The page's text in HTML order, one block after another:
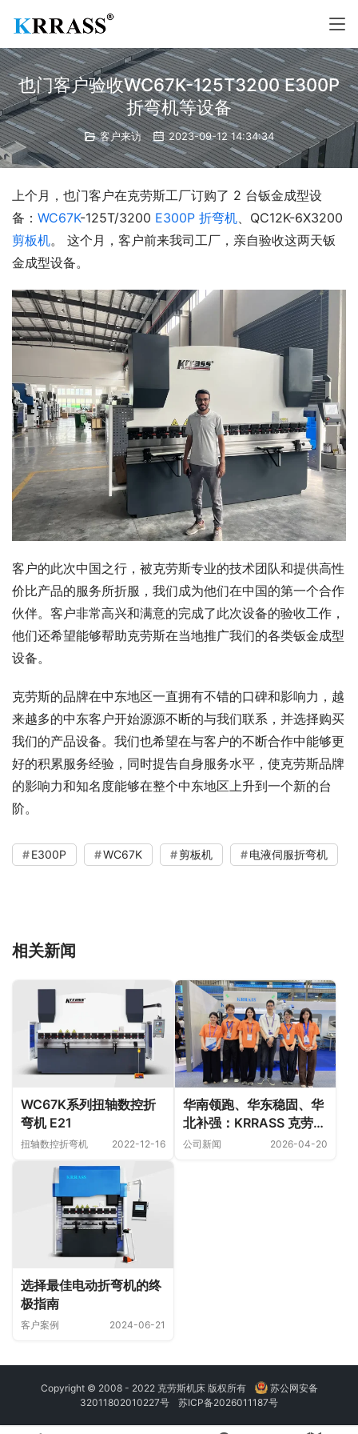
也门客户验收WC67K-125T3200 E300P
折弯机等设备
客户来访 2023-09-12 14:34:34
上个月，也门客户在克劳斯工厂订购了 2 台钣金成型设
备： WC67K-125T/3200 E300P 折弯机
剪板机。 这个月，客户前来我司工厂，亲自验收这两天钣
金成型设备。
客户的此次中国之行，被克劳斯专业的技术团队和提供高性
价比产品的服务所折服，我们成为他们在中国的第一个合作
伙伴。客户非常高兴和满意的完成了此次设备的验收工作，
他们还希望能够帮助克劳斯在当地推广我们的各类钣金成型
设备。
克劳斯的品牌在中东地区一直拥有不错的口碑和影响力，越
来越多的中东客户开始源源不断的与我们联系，并选择购买
我们的产品设备。我们也希望在与客户的不断合作中能够更
好的积累服务经验，同时提告自身服务水平，使克劳斯品牌
的影响力和知名度能够在整个中东地区上升到一个新的台
阶。
E300P WC67K 剪板机 电液伺服折弯机
相关新闻
WC67K系列扭轴数控折
弯机 E21
扭轴数控折弯机 2022-12-16
华南领跑、华东稳固、华
北补强：KRRASS 克劳斯
折弯机国内销售实力精准
公司新闻 2026-04-20
选择最佳电动折弯机的终
极指南
客户案例 2024-06-21
Copyright © 2008 - 2022 克劳斯机床 版权所有
苏公网安备
32011802010227号
苏ICP备2026011187号